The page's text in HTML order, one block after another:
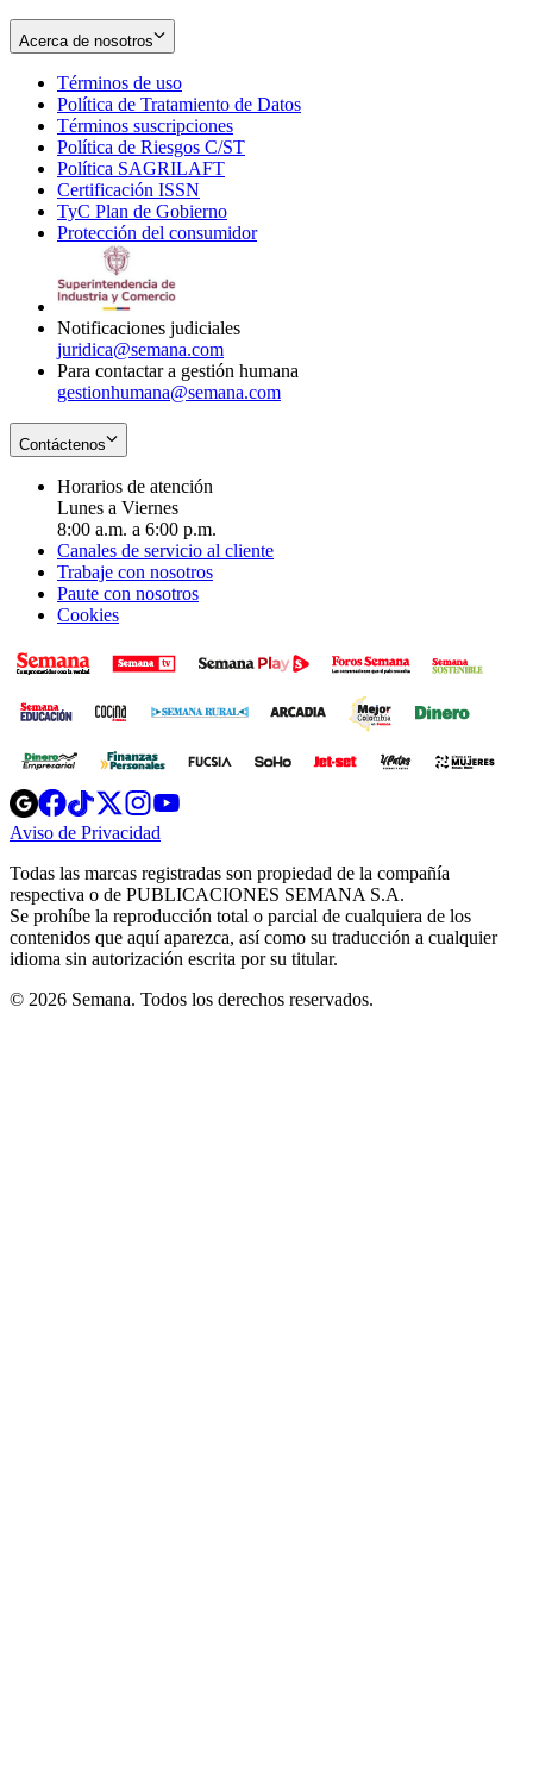
Acerca de nosotros
Términos de uso
in
new
window
Política de Tratamiento de Datos
Términos suscripciones
in
Política de Riesgos C/ST
Política SAGRILAFT
new
window
Certificación ISSN
in
new
TyC Plan de Gobierno
in
Protección del consumidorOpens
Notificaciones judiciales
juridica@semana.com
Para contactar a gestión humana
gestionhumana@semana.com
Contáctenos
Horarios de atención
Lunes a Viernes
8:00 a.m. a 6:00 p.m.
Canales de servicio al cliente
Trabaje con nosotros
Paute con nosotros
Cookies
Opens
in
new
Opens
in
new
Opens
in
new
window
Opens
new
windowwindow
Aviso de Privacidad
new
window
Todas las marcas registradas son propiedad de la compañía
respectiva o de PUBLICACIONES SEMANA S.A.
Se prohíbe la reproducción total o parcial de cualquiera de los
contenidos que aquí aparezca, así como su traducción a cualquier
idioma sin autorización escrita por su titular.
© 2026 Semana. Todos los derechos reservados.